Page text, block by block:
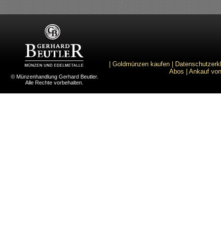
© Münzenhandlung Gerhard Beutler.
Alle Rechte vorbehalten.
Goldmünzen kaufen
Abos
Ankauf